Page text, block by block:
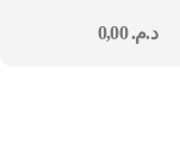
M203/M227
د.م.0,00